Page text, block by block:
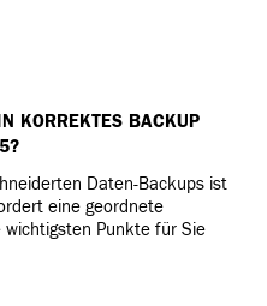
KORREKTES BACKUP
Daten-Backups ist
eine geordnete
wichtigsten Punkte für Sie